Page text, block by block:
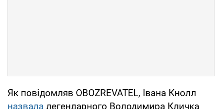
Як повідомляв OBOZREVATEL, Івана Кнолл
назвала легендарного Володимира Кличка